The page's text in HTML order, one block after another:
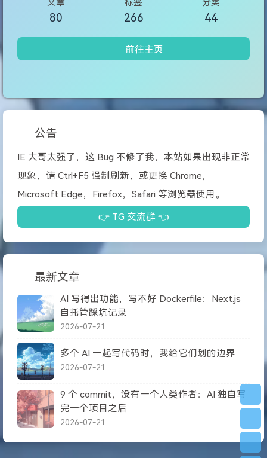
文章
80
标签
266
分类
44
前往主页
公告
IE 大哥太强了，这 Bug 不修了我，本站如果出现非正常
现象，请 Ctrl+F5 强制刷新，或更换 Chrome，
Microsoft Edge，Firefox，Safari 等浏览器使用。
👉 TG 交流群 👈
最新文章
AI 写得出功能，写不好 Dockerfile：Next.js
自托管踩坑记录
2026-07-21
多个 AI 一起写代码时，我给它们划的边界
2026-07-21
9 个 commit，没有一个人类作者：AI 独自写
完一个项目之后
2026-07-21